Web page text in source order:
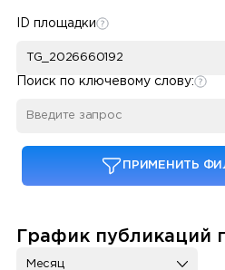
ID площадки
Поиск по ключевому слову:
ПРИМЕНИТЬ
График публикаций
Месяц